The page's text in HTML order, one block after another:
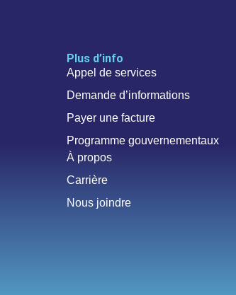
Plus d’info
Appel de services
Demande d’informations
Payer une facture
Programme gouvernementaux
À propos
Carrière
Nous joindre